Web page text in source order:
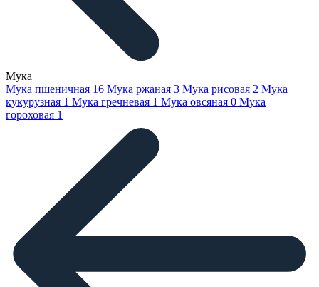
Мука
Мука пшеничная 16 Мука ржаная 3 Мука рисовая 2 Мука
кукурузная 1 Мука гречневая 1 Мука овсяная 0 Мука
гороховая 1